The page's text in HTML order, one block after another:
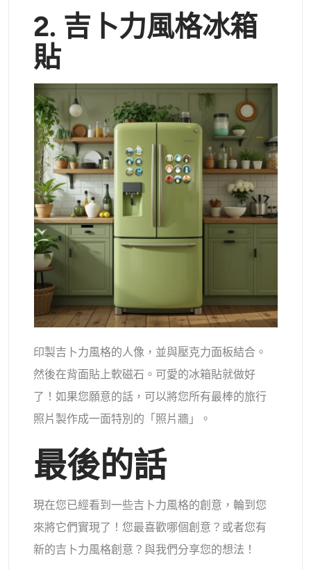
2. 吉卜力風格冰箱
貼
印製吉卜力風格的人像，並與壓克力面板結合。
然後在背面貼上軟磁石。可愛的冰箱貼就做好
了！如果您願意的話，可以將您所有最棒的旅行
照片製作成一面特別的「照片牆」。
最後的話
現在您已經看到一些吉卜力風格的創意，輪到您
來將它們實現了！您最喜歡哪個創意？或者您有
新的吉卜力風格創意？與我們分享您的想法！